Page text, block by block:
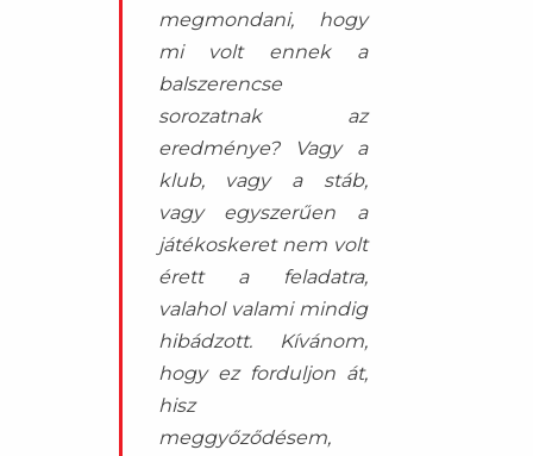
megmondani, hogy
mi volt ennek a
balszerencse
sorozatnak az
eredménye? Vagy a
klub, vagy a stáb,
vagy egyszerűen a
játékoskeret nem volt
érett a feladatra,
valahol valami mindig
hibádzott. Kívánom,
hogy ez forduljon át,
hisz
meggyőződésem,